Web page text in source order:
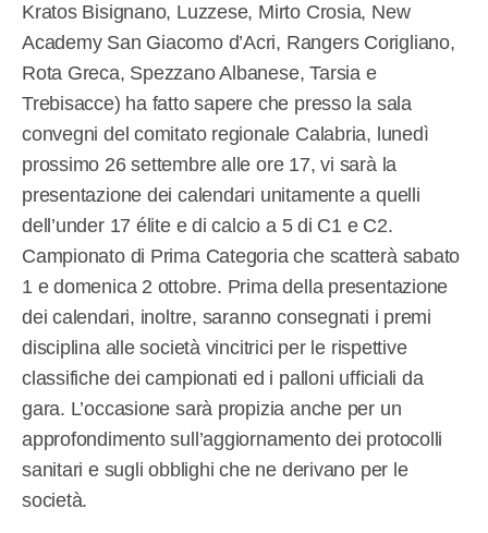
Kratos Bisignano, Luzzese, Mirto Crosia, New
Academy San Giacomo d’Acri, Rangers Corigliano,
Rota Greca, Spezzano Albanese, Tarsia e
Trebisacce) ha fatto sapere che presso la sala
convegni del comitato regionale Calabria, lunedì
prossimo 26 settembre alle ore 17, vi sarà la
presentazione dei calendari unitamente a quelli
dell’under 17 élite e di calcio a 5 di C1 e C2.
Campionato di Prima Categoria che scatterà sabato
1 e domenica 2 ottobre. Prima della presentazione
dei calendari, inoltre, saranno consegnati i premi
disciplina alle società vincitrici per le rispettive
classifiche dei campionati ed i palloni ufficiali da
gara. L’occasione sarà propizia anche per un
approfondimento sull’aggiornamento dei protocolli
sanitari e sugli obblighi che ne derivano per le
società.